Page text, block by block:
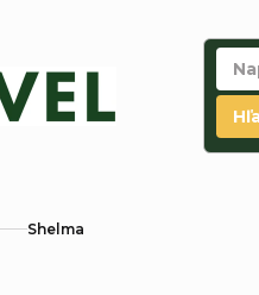
Shelma